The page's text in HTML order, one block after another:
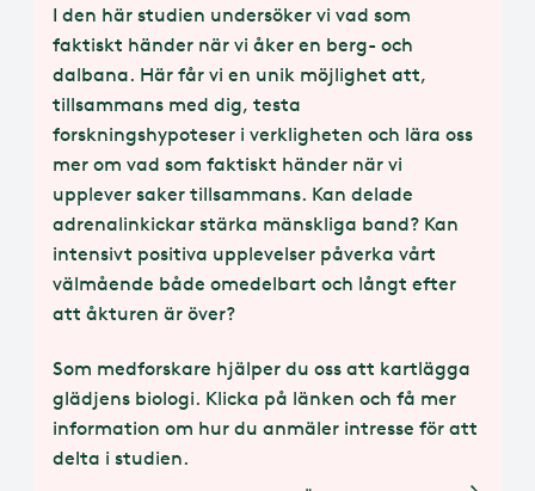
I den här studien undersöker vi vad som
faktiskt händer när vi åker en berg- och
dalbana. Här får vi en unik möjlighet att,
tillsammans med dig, testa
forskningshypoteser i verkligheten och lära oss
mer om vad som faktiskt händer när vi
upplever saker tillsammans. Kan delade
adrenalinkickar stärka mänskliga band? Kan
intensivt positiva upplevelser påverka vårt
välmående både omedelbart och långt efter
att åkturen är över?
Som medforskare hjälper du oss att kartlägga
glädjens biologi. Klicka på länken och få mer
information om hur du anmäler intresse för att
delta i studien.